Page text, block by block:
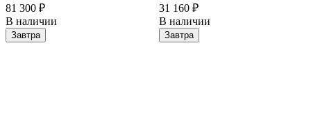
81 300 ₽
В наличии
Завтра
31 160 ₽
В наличии
Завтра